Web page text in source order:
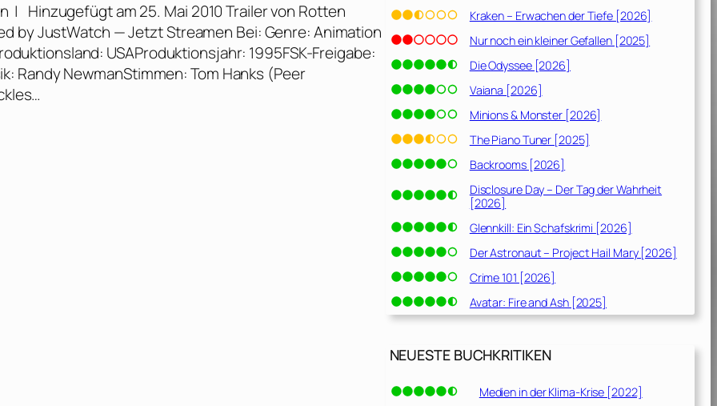
Hinzugefügt am 25. Mai 2010 Trailer von Rotten
by JustWatch — Jetzt Streamen Bei: Genre: Animation
USAProduktionsjahr: 1995FSK-Freigabe:
Randy NewmanStimmen: Tom Hanks (Peer
Kraken – Erwachen der Tiefe [2026]
Nur noch ein kleiner Gefallen [2025]
Die Odyssee [2026]
Vaiana [2026]
Minions & Monster [2026]
The Piano Tuner [2025]
Backrooms [2026]
Disclosure Day – Der Tag der Wahrheit
[2026]
Glennkill: Ein Schafskrimi [2026]
Der Astronaut – Project Hail Mary [2026]
Crime 101 [2026]
Avatar: Fire and Ash [2025]
NEUESTE BUCHKRITIKEN
Medien in der Klima-Krise [2022]